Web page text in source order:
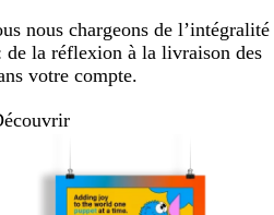
nous chargeons de l’intégralité
de la réflexion à la livraison des
votre compte.